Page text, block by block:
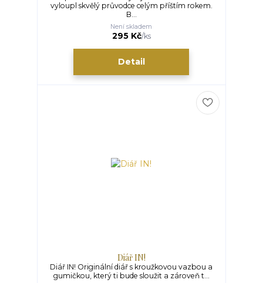
vyloupl skvělý průvodce celým příštím rokem.
B...
295 Kč/ks
Není skladem
Detail
Diář IN!
Diář IN! Originální diář s kroužkovou vazbou a
gumičkou, který ti bude sloužit a zároveň t...